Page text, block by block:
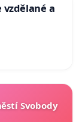
vzdělané a
Svobody